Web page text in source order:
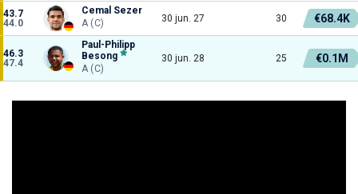
43.7
44.0
Cemal Sezer
A (C)
30 jun. 27 30 €68.4K
46.3
47.4
Paul-Philipp
Besong
A (C)
30 jun. 28 25 €0.1M